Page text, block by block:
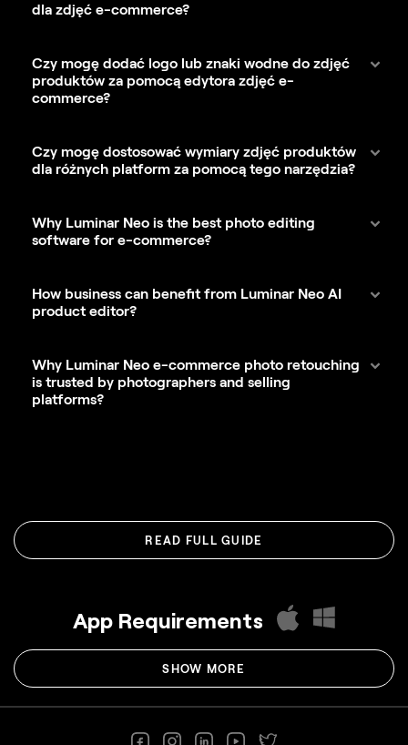
dla zdjęć e-commerce?
Czy mogę dodać logo lub znaki wodne do zdjęć
produktów za pomocą edytora zdjęć e-
commerce?
Czy mogę dostosować wymiary zdjęć produktów
dla różnych platform za pomocą tego narzędzia?
Why Luminar Neo is the best photo editing
software for e-commerce?
How business can benefit from Luminar Neo AI
product editor?
Why Luminar Neo e-commerce photo retouching
is trusted by photographers and selling
platforms?
READ FULL GUIDE
App Requirements
macOS
SHOW MORE